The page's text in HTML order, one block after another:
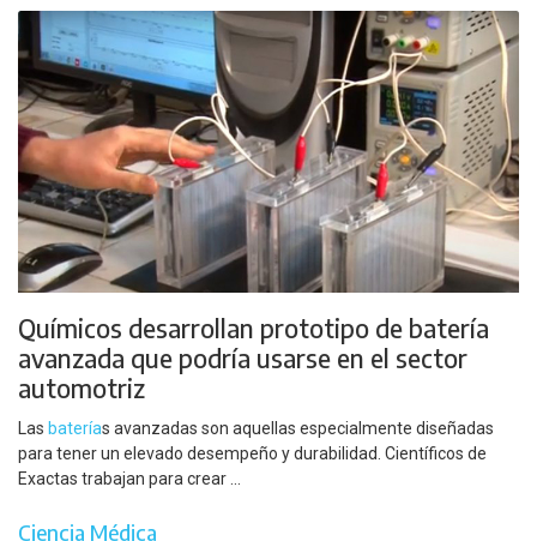
Químicos desarrollan prototipo de batería
avanzada que podría usarse en el sector
automotriz
Las baterías avanzadas son aquellas especialmente diseñadas
para tener un elevado desempeño y durabilidad. Científicos de
Exactas trabajan para crear ...
Ciencia Médica